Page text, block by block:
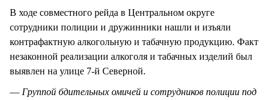
В ходе совместного рейда в Центральном округе
сотрудники полиции и дружинники нашли и изъяли
контрафактную алкогольную и табачную продукцию. Факт
незаконной реализации алкоголя и табачных изделий был
выявлен на улице 7-й Северной.
— Группой бдительных омичей и сотрудников полиции под